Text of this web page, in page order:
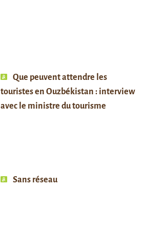
Que peuvent attendre les
touristes en Ouzbékistan : interview
avec le ministre du tourisme
Sans réseau